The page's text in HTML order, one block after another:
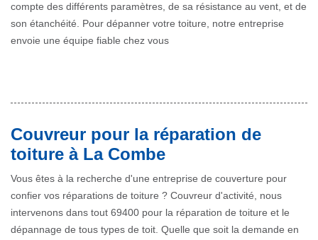
compte des différents paramètres, de sa résistance au vent, et de
son étanchéité. Pour dépanner votre toiture, notre entreprise
envoie une équipe fiable chez vous
Couvreur pour la réparation de
toiture à La Combe
Vous êtes à la recherche d'une entreprise de couverture pour
confier vos réparations de toiture ? Couvreur d'activité, nous
intervenons dans tout 69400 pour la réparation de toiture et le
dépannage de tous types de toit. Quelle que soit la demande en